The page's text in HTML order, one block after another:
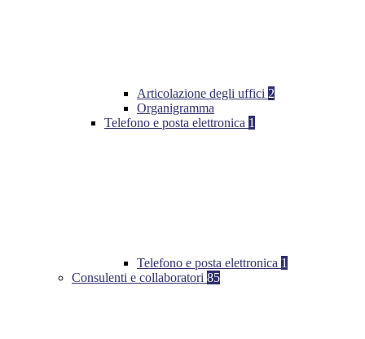
Articolazione degli uffici 2
Organigramma
Telefono e posta elettronica 1
Telefono e posta elettronica 1
Consulenti e collaboratori 85